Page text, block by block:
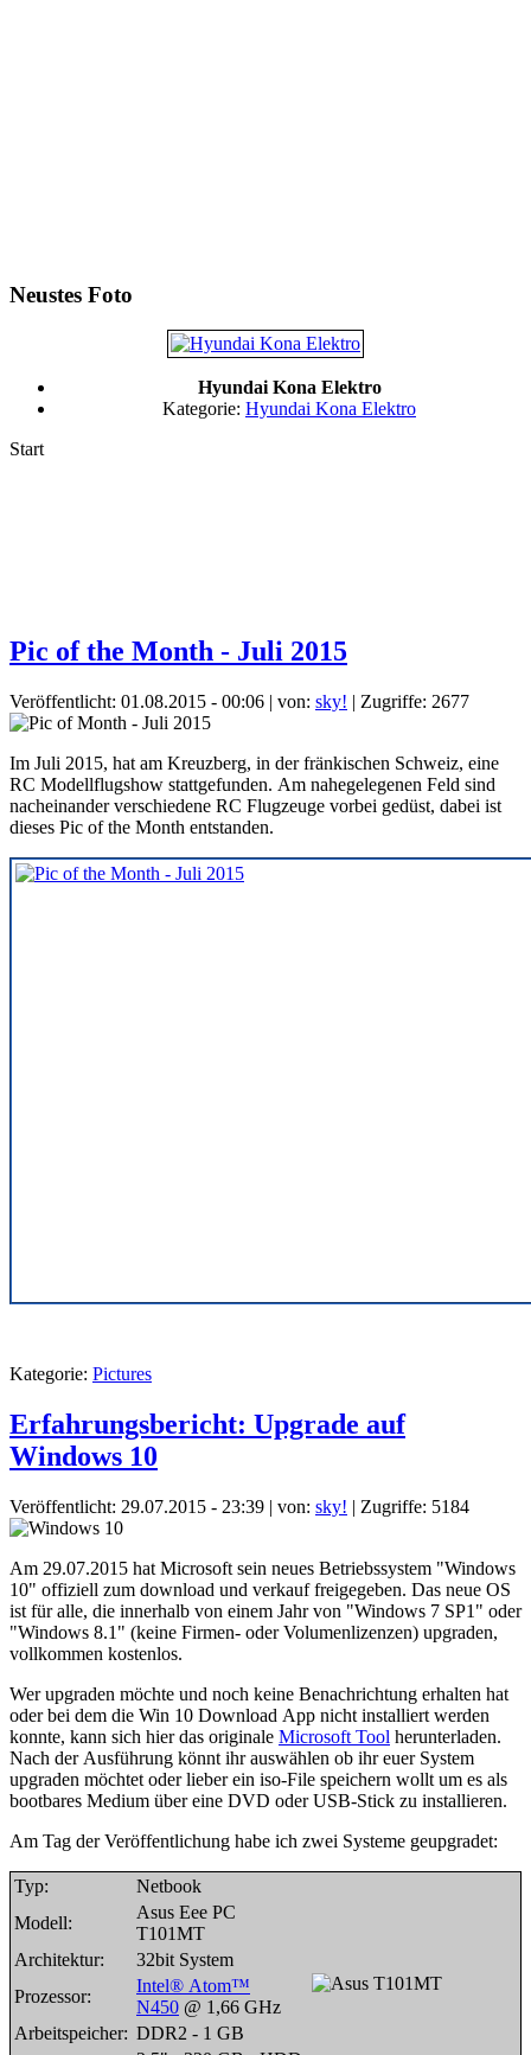
Neustes Foto
Hyundai Kona Elektro
Kategorie: Hyundai Kona Elektro
Start
Pic of the Month - Juli 2015
Veröffentlicht: 01.08.2015 - 00:06 | von: sky! | Zugriffe: 2677
Im Juli 2015, hat am Kreuzberg, in der fränkischen Schweiz, eine
RC Modellflugshow stattgefunden. Am nahegelegenen Feld sind
nacheinander verschiedene RC Flugzeuge vorbei gedüst, dabei ist
dieses Pic of the Month entstanden.
Kategorie: Pictures
Erfahrungsbericht: Upgrade auf
Windows 10
Veröffentlicht: 29.07.2015 - 23:39 | von: sky! | Zugriffe: 5184
Am 29.07.2015 hat Microsoft sein neues Betriebssystem "Windows
10" offiziell zum download und verkauf freigegeben. Das neue OS
ist für alle, die innerhalb von einem Jahr von "Windows 7 SP1" oder
"Windows 8.1" (keine Firmen- oder Volumenlizenzen) upgraden,
vollkommen kostenlos.
Wer upgraden möchte und noch keine Benachrichtung erhalten hat
oder bei dem die Win 10 Download App nicht installiert werden
konnte, kann sich hier das originale Microsoft Tool herunterladen.
Nach der Ausführung könnt ihr auswählen ob ihr euer System
upgraden möchtet oder lieber ein iso-File speichern wollt um es als
bootbares Medium über eine DVD oder USB-Stick zu installieren.
Am Tag der Veröffentlichung habe ich zwei Systeme geupgradet:
Typ:
Netbook
Modell:
Asus Eee PC
T101MT
Architektur:
32bit System
Prozessor:
Intel® Atom™
N450 @ 1,66 GHz
Arbeitspeicher: DDR2 - 1 GB